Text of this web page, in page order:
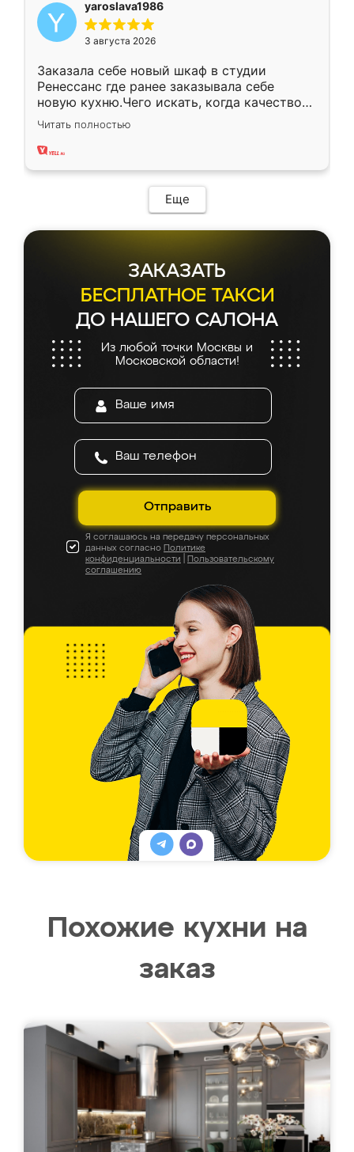
yaroslava1986
3 августа 2026
Заказала себе новый шкаф в студии
Ренессанс где ранее заказывала себе
новую кухню.Чего искать, когда качеством
вполне довольна. Служит кухня уже почти
два года, нареканий нет.
Читать полностью
Еще
ЗАКАЗАТЬ
БЕСПЛАТНОЕ ТАКСИ
ДО НАШЕГО САЛОНА
Из любой точки Москвы и
Московской области!
Отправить
Я соглашаюсь на передачу персональных
данных согласно Политике
конфиденциальности
Пользовательскому
соглашению
Похожие кухни на
заказ